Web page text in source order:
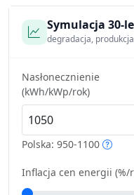
Symulacja 30-
degradacja,
Nasłonecznienie
(kWh/kWp/rok)
Polska: 950-1100
Inflacja cen energii (%/